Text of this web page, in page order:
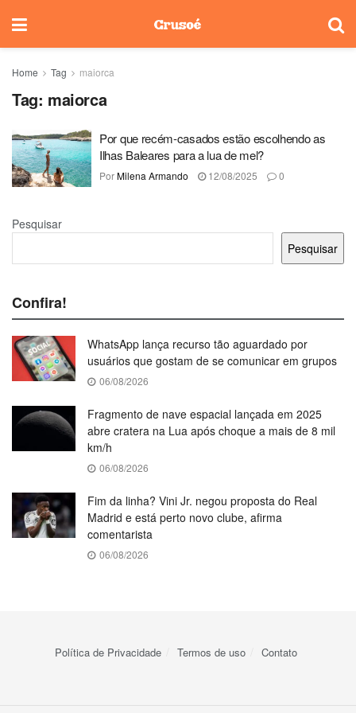
Home Tag maiorca
Tag: maiorca
Por que recém-casados estão escolhendo as
Ilhas Baleares para a lua de mel?
PorMilena Armando 12/08/2025 0
Pesquisar
Pesquisar
Confira!
WhatsApp lança recurso tão aguardado por
usuários que gostam de se comunicar em grupos
06/08/2026
Fragmento de nave espacial lançada em 2025
abre cratera na Lua após choque a mais de 8 mil
km/h
06/08/2026
Fim da linha? Vini Jr. negou proposta do Real
Madrid e está perto novo clube, afirma
comentarista
06/08/2026
Política de Privacidade Termos de uso Contato